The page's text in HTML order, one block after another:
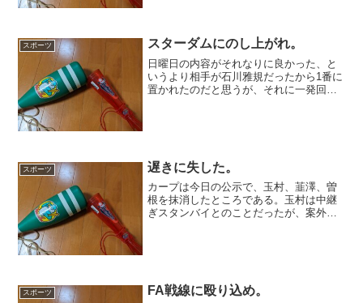
スポーツ スターダムにのし上がれ。
日曜日の内容がそれなりに良かった、と
いうより相手が石川雅規だったから1番に
置かれたのだと思うが、それに一発回答
スポーツ 遅きに失した。
カープは今日の公示で、玉村、韮澤、曽
根を抹消したところである。玉村は中継
ぎスタンバイとのことだったが、案外出
スポーツ FA戦線に殴り込め。